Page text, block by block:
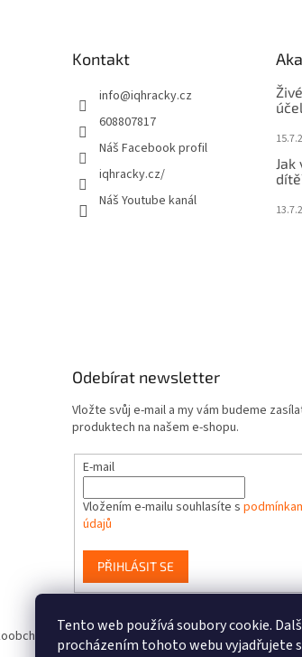
Tento web používá soubory cookie.
procházením tohoto webu vyjadřujete
Kontakt
info@iqhracky.cz
608807817
Náš Facebook profil
iqhracky.cz/
Náš Youtube kanál
Odebírat newsletter
Vložte svůj e-mail a my vám budeme
produktech na našem e-shopu.
E-mail
Vložením e-mailu souhlasíte s
údajů
PŘIHLÁSIT SE
hraček www.Smart-Toys.cz, distributor